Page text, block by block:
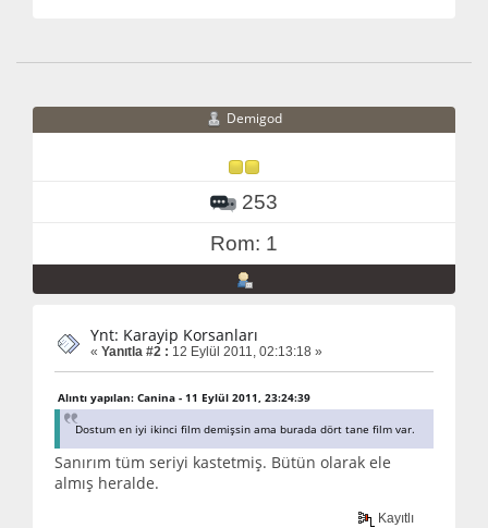
Demigod
253
Rom: 1
Ynt: Karayip Korsanları
« Yanıtla #2 : 12 Eylül 2011, 02:13:18 »
Alıntı yapılan: Canina - 11 Eylül 2011, 23:24:39
Dostum en iyi ikinci film demişsin ama burada dört tane film var.
Sanırım tüm seriyi kastetmiş. Bütün olarak ele
almış heralde.
Kayıtlı